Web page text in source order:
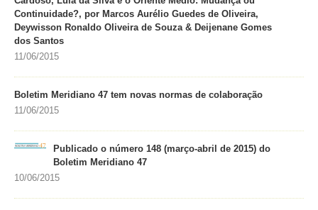
Continuidade?, por Marcos Aurélio Guedes de Oliveira,
Deywisson Ronaldo Oliveira de Souza & Deijenane Gomes
dos Santos
11/06/2015
Boletim Meridiano 47 tem novas normas de colaboração
11/06/2015
Publicado o número 148 (março-abril de 2015) do
Boletim Meridiano 47
10/06/2015